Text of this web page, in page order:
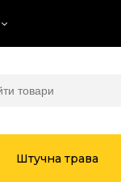
Штучна трава